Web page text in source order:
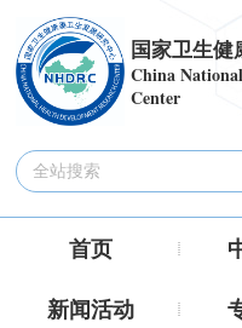
国家卫生健
China
Center
首页
新闻活动